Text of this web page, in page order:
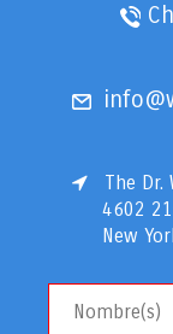
The Dr.
4602
New